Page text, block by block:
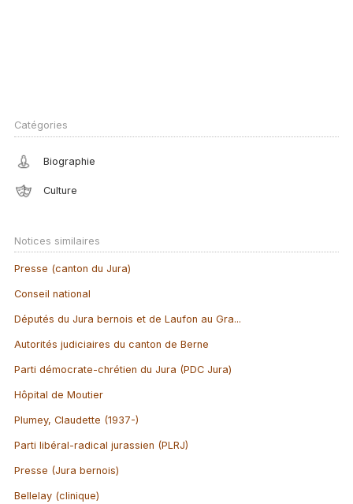
Catégories
Biographie
Culture
Notices similaires
Presse (canton du Jura)
Conseil national
Députés du Jura bernois et de Laufon au Gra...
Autorités judiciaires du canton de Berne
Parti démocrate-chrétien du Jura (PDC Jura)
Hôpital de Moutier
Plumey, Claudette (1937-)
Parti libéral-radical jurassien (PLRJ)
Presse (Jura bernois)
Bellelay (clinique)